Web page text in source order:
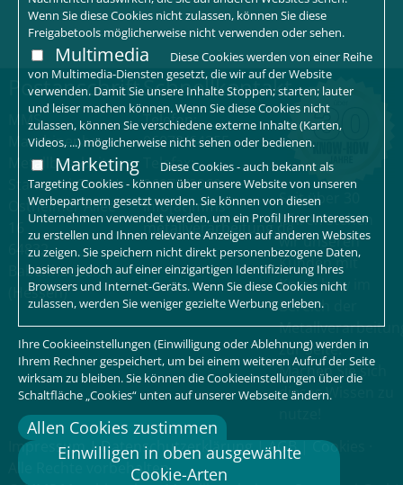
Postanschrift
MMS
Maschinenbau-
Metallbearbeitung-
Stanzerei GmbH
Ostheimer Allee
64832
Babenhausen
(Hessen)
Schnellkontakt
Telefon:
06073/64255
Telefax:
06073/2960
info[at]mms-
metallverarbeitung.de
Seit über 30
Jahren stehen
wir unseren
Kunden mit
Know-how im
Bereich der
zur Seite.
Machen Sie sich
dieses Wissen zu
Impressum|Datenschutzerklärung|AGB|Cookies
Alle Rechte vorbehalten
Wenn Sie diese Cookies nicht zulassen, können Sie diese
Freigabetools möglicherweise nicht verwenden oder sehen.
Multimedia
Diese Cookies werden von einer Reihe
von Multimedia-Diensten gesetzt, die wir auf der Website
verwenden. Damit Sie unsere Inhalte Stoppen; starten; lauter
und leiser machen können. Wenn Sie diese Cookies nicht
zulassen, können Sie verschiedene externe Inhalte (Karten,
Videos, ...) möglicherweise nicht sehen oder bedienen.
Marketing
Diese Cookies - auch bekannt als
Targeting Cookies - können über unsere Website von unseren
Werbepartnern gesetzt werden. Sie können von diesen
Unternehmen verwendet werden, um ein Profil Ihrer Interessen
zu erstellen und Ihnen relevante Anzeigen auf anderen Websites
zu zeigen. Sie speichern nicht direkt personenbezogene Daten,
basieren jedoch auf einer einzigartigen Identifizierung Ihres
Browsers und Internet-Geräts. Wenn Sie diese Cookies nicht
zulassen, werden Sie weniger gezielte Werbung erleben.
Ihre Cookieeinstellungen (Einwilligung oder Ablehnung) werden in
Ihrem Rechner gespeichert, um bei einem weiteren Aufruf der Seite
wirksam zu bleiben. Sie können die Cookieeinstellungen über die
Schaltfläche „Cookies“ unten auf unserer Webseite ändern.
Allen Cookies zustimmen
Einwilligen in oben ausgewählte
Cookie-Arten